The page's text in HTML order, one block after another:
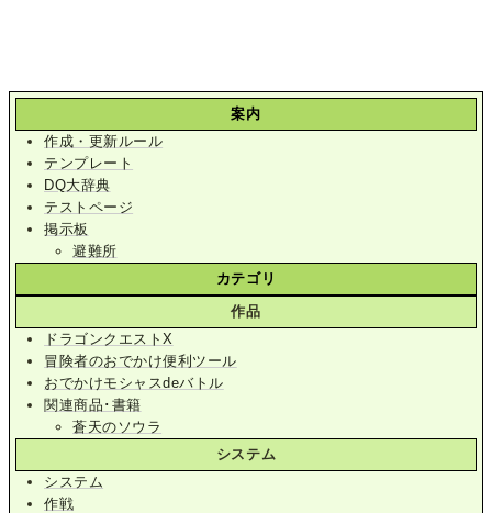
案内
作成・更新ルール
テンプレート
DQ大辞典
テストページ
掲示板
避難所
カテゴリ
作品
ドラゴンクエストX
冒険者のおでかけ便利ツール
おでかけモシャスdeバトル
関連商品･書籍
蒼天のソウラ
システム
システム
作戦